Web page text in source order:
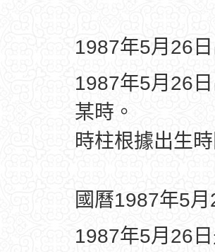
1987年5月26
1987年5月26
某時。
時柱根據出生
國曆1987年5
1987年5月26日